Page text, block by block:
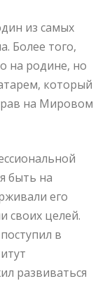
из самых
Более того,
на родине, но
который
на Мировом
быть на
его
своих целей.
в
развиваться